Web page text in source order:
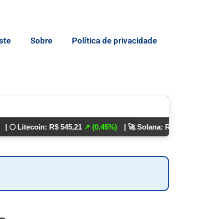
Sobre Política de privacidade
R$ 545,21↗ (0,45%) | 🚀 Solana: R$ 862,24↘ (0,01%)